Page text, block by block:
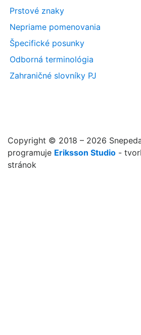
Prstové znaky
Nepriame pomenovania
Špecifické posunky
Odborná terminológia
Zahraničné slovníky PJ
Copyright © 2018 – 2026
programuje Eriksson Studio -
stránok